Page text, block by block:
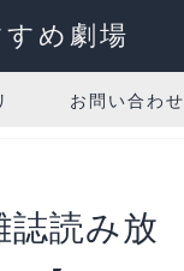
め劇場
お問い合わせ
誌読み放